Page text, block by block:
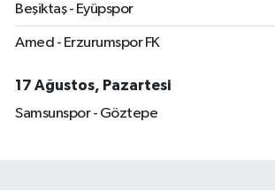
Beşiktaş - Eyüpspor
Amed - Erzurumspor FK
17 Ağustos, Pazartesi
Samsunspor - Göztepe